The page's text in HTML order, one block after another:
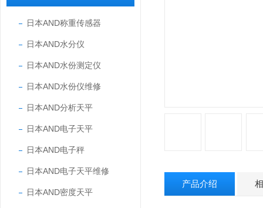
日本AND称重传感器
日本AND水分仪
日本AND水份测定仪
日本AND水份仪维修
日本AND分析天平
日本AND电子天平
日本AND电子秤
日本AND电子天平维修
日本AND密度天平
产品介绍